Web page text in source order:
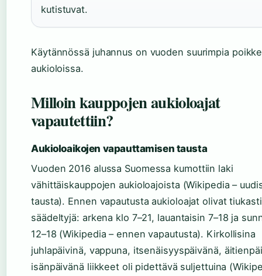
kutistuvat.
Käytännössä juhannus on vuoden suurimpia
aukioloissa.
Milloin kauppojen aukioloajat
vapautettiin?
Aukioloaikojen vapauttamisen tausta
Vuoden 2016 alussa Suomessa kumottiin laki
vähittäiskauppojen aukioloajoista (Wikipedia –
tausta). Ennen vapautusta aukioloajat olivat tiukasti
säädeltyjä: arkena klo 7–21, lauantaisin 7–18 ja
12–18 (Wikipedia – ennen vapautusta). Kirkollisina
juhlapäivinä, vappuna, itsenäisyyspäivänä,
isänpäivänä liikkeet oli pidettävä suljettuina